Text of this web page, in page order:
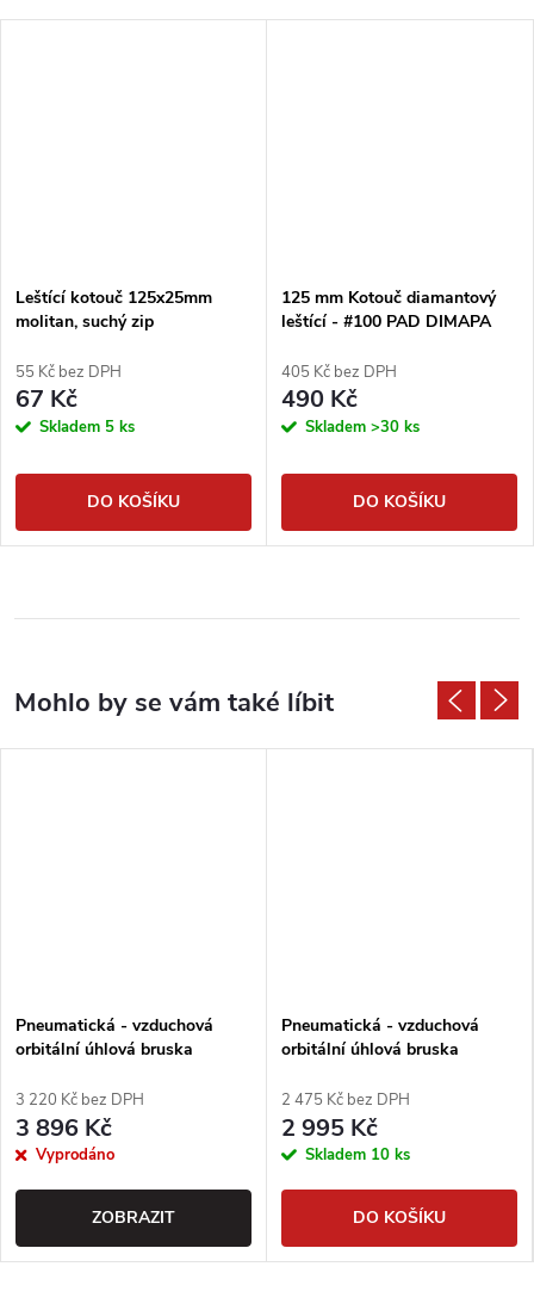
Leštící kotouč 125x25mm
molitan, suchý zip
55 Kč bez DPH
67 Kč
Skladem 5 ks
DO KOŠÍKU
125 mm Kotouč diamantový
leštící - #100 PAD DIMAPA
405 Kč bez DPH
490 Kč
Skladem >30 ks
DO KOŠÍKU
Pneumatická - vzduchová
orbitální úhlová bruska
Japonsko
3 220 Kč bez DPH
3 896 Kč
Vyprodáno
ZOBRAZIT
Pneumatická - vzduchová
orbitální úhlová bruska
2 475 Kč bez DPH
2 995 Kč
Skladem 10 ks
DO KOŠÍKU